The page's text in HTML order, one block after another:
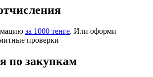
за 1000 тенге. Или оформи
проверки
по закупкам